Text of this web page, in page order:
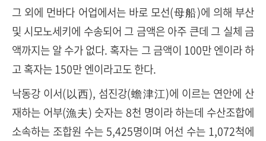
그 외에 먼바다 어업에서는 바로 모선(母船)에 의해 부산
및 시모노세키에 수송되어 그 금액은 아주 큰데 그 실체 금
액까지는 알 수가 없다. 혹자는 그 금액이 100만 엔이라 하
고 혹자는 150만 엔이라고도 한다.
낙동강 이서(以西), 섬진강(蟾津江)에 이르는 연안에 산
재하는 어부(漁夫) 숫자는 8천 명이라 하는데 수산조합에
소속하는 조합원 수는 5,425명이며 어선 수는 1,072척에